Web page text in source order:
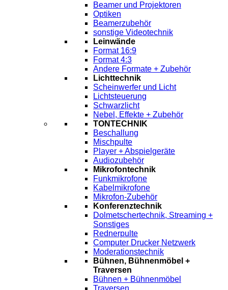
Beamer und Projektoren
Optiken
Beamerzubehör
sonstige Videotechnik
Leinwände
Format 16:9
Format 4:3
Andere Formate + Zubehör
Lichttechnik
Scheinwerfer und Licht
Lichtsteuerung
Schwarzlicht
Nebel, Effekte + Zubehör
TONTECHNIK
Beschallung
Mischpulte
Player + Abspielgeräte
Audiozubehör
Mikrofontechnik
Funkmikrofone
Kabelmikrofone
Mikrofon-Zubehör
Konferenztechnik
Dolmetschertechnik, Streaming +
Sonstiges
Rednerpulte
Computer Drucker Netzwerk
Moderationstechnik
Bühnen, Bühnenmöbel +
Traversen
Bühnen + Bühnenmöbel
Traversen